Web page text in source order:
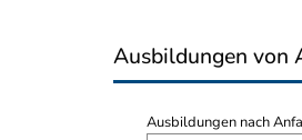
Ausbildungen von
Ausbildungen nach